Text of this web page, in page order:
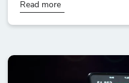
Read more